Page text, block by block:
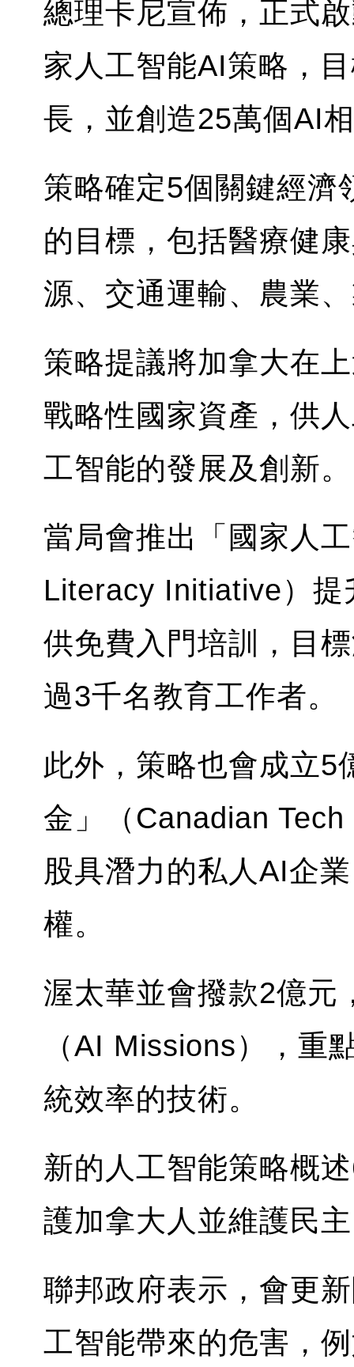
總理卡尼宣佈，正式
家人工智能AI策略，
長，並創造25萬個AI
策略確定5個關鍵經濟
的目標，包括醫療健
源、交通運輸、農業
策略提議將加拿大在
戰略性國家資產，供
工智能的發展及創新。
當局會推出「國家人
Literacy Initiative）提
供免費入門培訓，目
過3千名教育工作者。
此外，策略也會成立5
金」（Canadian
股具潛力的私人AI企
權。
渥太華並會撥款2億元
（AI Missions），重
統效率的技術。
新的人工智能策略概
護加拿大人並維護民
聯邦政府表示，會更
工智能帶來的危害，